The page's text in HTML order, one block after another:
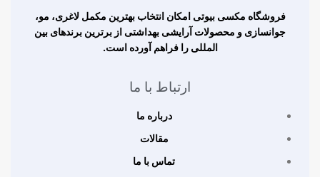
فروشگاه مکسی بیوتی امکان انتخاب بهترین مکمل لاغری، مو،
جوانسازی و محصولات آرایشی بهداشتی از برترین برندهای بین
المللی را فراهم آورده است.
ارتباط با ما
درباره ما
مقالات
تماس با ما